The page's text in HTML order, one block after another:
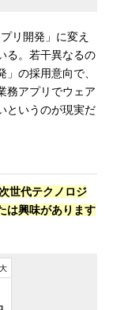
リ開発」に変え
る。若干異なるの
の採用意向で、
務アプリでウェア
というのが現実だ
世代テクノロジ
は興味があります